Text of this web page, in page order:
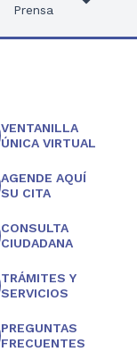
Prensa
VENTANILLA
ÚNICA VIRTUAL
AGENDE AQUÍ
SU CITA
CONSULTA
CIUDADANA
TRÁMITES Y
SERVICIOS
PREGUNTAS
FRECUENTES